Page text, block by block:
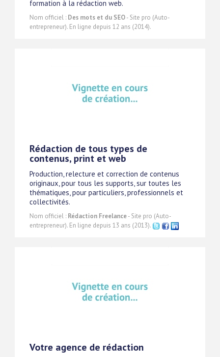
formation à la rédaction web.
Nom officiel : Des mots et du SEO- Site pro (Auto-
entrepreneur). En ligne depuis 12 ans (2014).
Rédaction de tous types de
contenus, print et web
Production, relecture et correction de contenus
originaux, pour tous les supports, sur toutes les
thématiques, pour particuliers, professionnels et
collectivités.
Nom officiel : Rédaction Freelance- Site pro (Auto-
entrepreneur). En ligne depuis 13 ans (2013).
Votre agence de rédaction